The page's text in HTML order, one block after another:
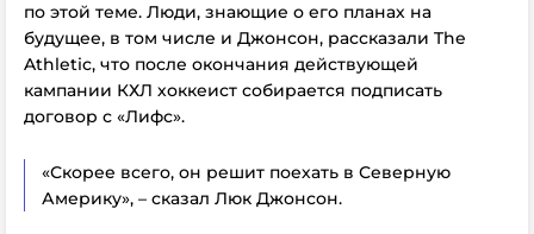
по этой теме. Люди, знающие о его планах на
будущее, в том числе и Джонсон, рассказали The
Athletic, что после окончания действующей
кампании КХЛ хоккеист собирается подписать
договор с «Лифс».
«Скорее всего, он решит поехать в Северную
Америку», – сказал Люк Джонсон.